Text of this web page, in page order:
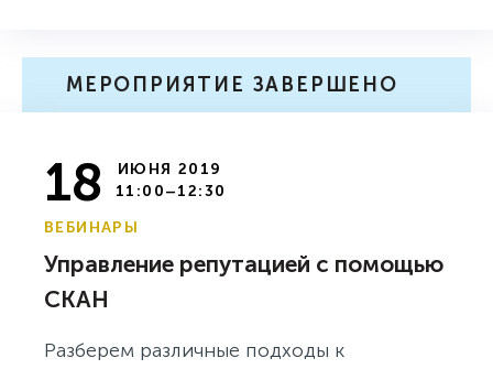
МЕРОПРИЯТИЕ ЗАВЕРШЕНО
18
ИЮНЯ 2019
11:00–12:30
ВЕБИНАРЫ
Управление репутацией с помощью
СКАН
Разберем различные подходы к